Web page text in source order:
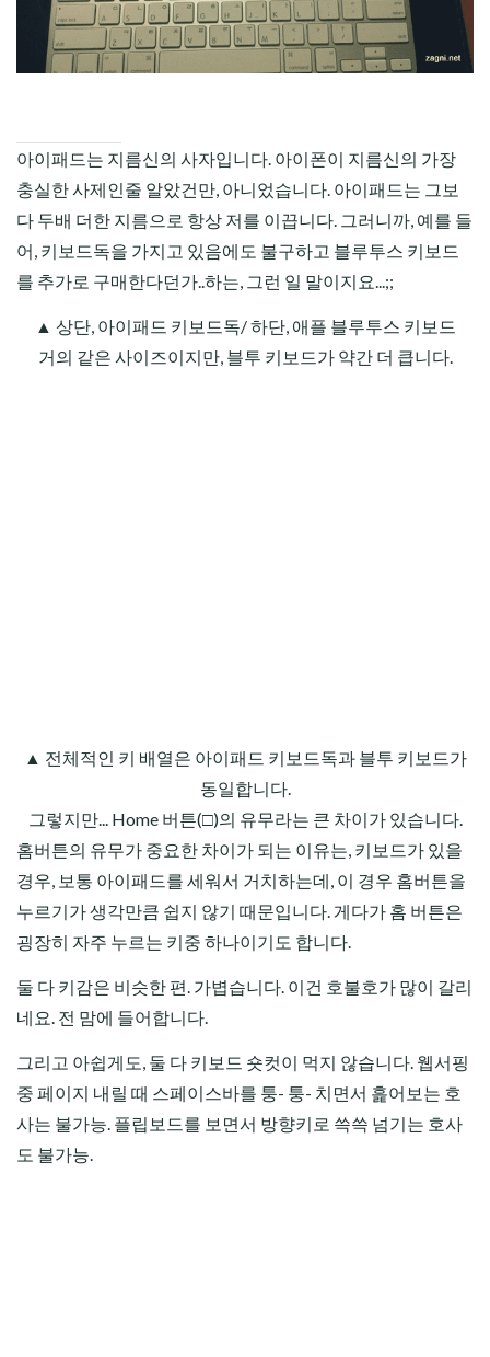
아이패드는 지름신의 사자입니다. 아이폰이 지름신의 가장
충실한 사제인줄 알았건만, 아니었습니다. 아이패드는 그보
다 두배 더한 지름으로 항상 저를 이끕니다. 그러니까, 예를 들
어, 키보드독을 가지고 있음에도 불구하고 블루투스 키보드
를 추가로 구매한다던가..하는, 그런 일 말이지요...;;
▲ 상단, 아이패드 키보드독/ 하단, 애플 블루투스 키보드
거의 같은 사이즈이지만, 블투 키보드가 약간 더 큽니다.
▲ 전체적인 키 배열은 아이패드 키보드독과 블투 키보드가
동일합니다.
그렇지만... Home 버튼(□)의 유무라는 큰 차이가 있습니다.
홈버튼의 유무가 중요한 차이가 되는 이유는, 키보드가 있을
경우, 보통 아이패드를 세워서 거치하는데, 이 경우 홈버튼을
누르기가 생각만큼 쉽지 않기 때문입니다. 게다가 홈 버튼은
굉장히 자주 누르는 키중 하나이기도 합니다.
둘 다 키감은 비슷한 편. 가볍습니다. 이건 호불호가 많이 갈리
네요. 전 맘에 들어합니다.
그리고 아쉽게도, 둘 다 키보드 숏컷이 먹지 않습니다. 웹서핑
중 페이지 내릴 때 스페이스바를 퉁- 퉁- 치면서 흝어보는 호
사는 불가능. 플립보드를 보면서 방향키로 쓱쓱 넘기는 호사
도 불가능.